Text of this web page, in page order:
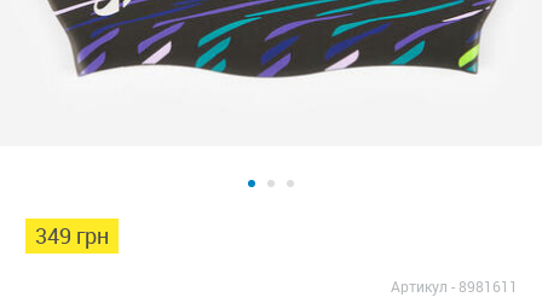
349 грн
Артикул -8981611